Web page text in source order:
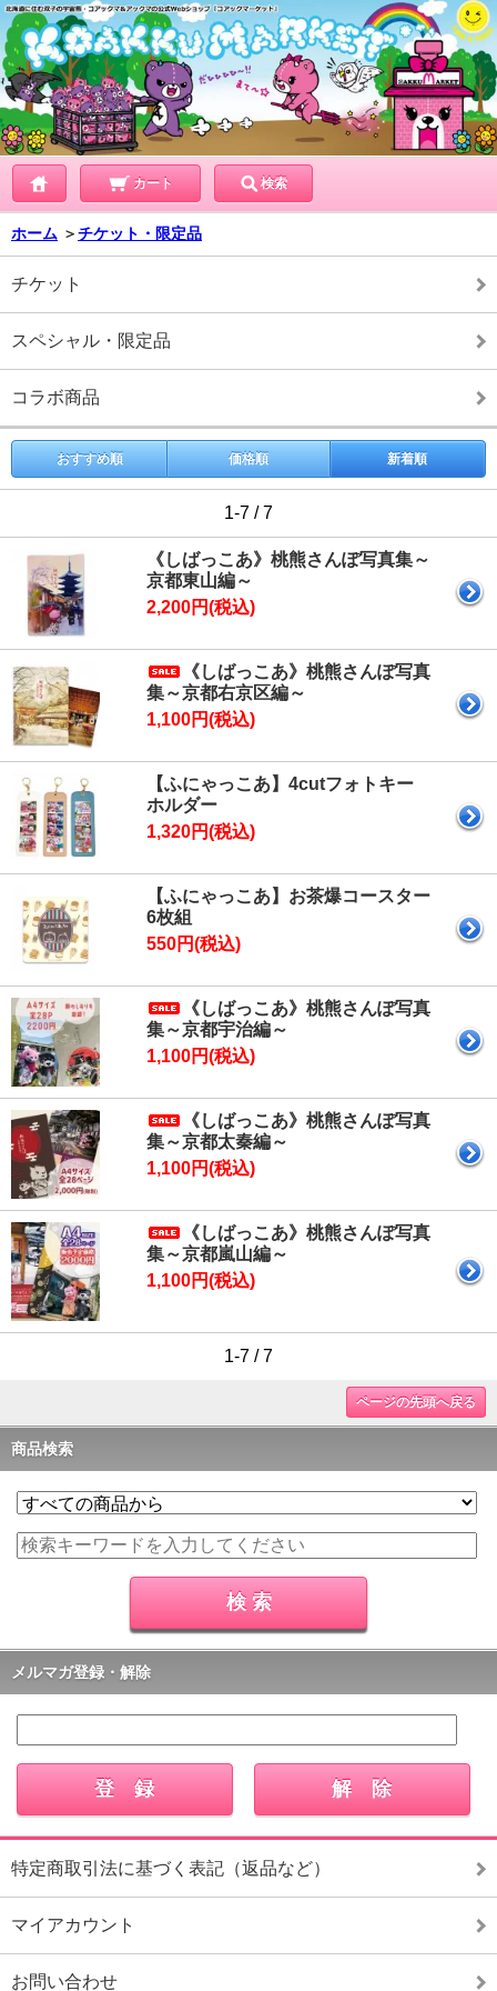
カート 検索
ホーム ＞チケット・限定品
チケット
スペシャル・限定品
コラボ商品
おすすめ順 価格順 新着順
1-7 / 7
《しばっこあ》桃熊さんぽ写真集～
京都東山編～
2,200円(税込)
《しばっこあ》桃熊さんぽ写真
集～京都右京区編～
1,100円(税込)
【ふにゃっこあ】4cutフォトキー
ホルダー
1,320円(税込)
【ふにゃっこあ】お茶爆コースター
6枚組
550円(税込)
《しばっこあ》桃熊さんぽ写真
集～京都宇治編～
1,100円(税込)
《しばっこあ》桃熊さんぽ写真
集～京都太秦編～
1,100円(税込)
《しばっこあ》桃熊さんぽ写真
集～京都嵐山編～
1,100円(税込)
1-7 / 7
ページの先頭へ戻る
商品検索
メルマガ登録・解除
特定商取引法に基づく表記（返品など）
マイアカウント
お問い合わせ